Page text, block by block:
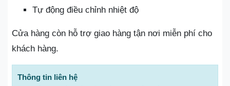
Tự động điều chỉnh nhiệt độ
Cửa hàng còn hỗ trợ giao hàng tận nơi miễn phí cho
khách hàng.
Thông tin liên hệ